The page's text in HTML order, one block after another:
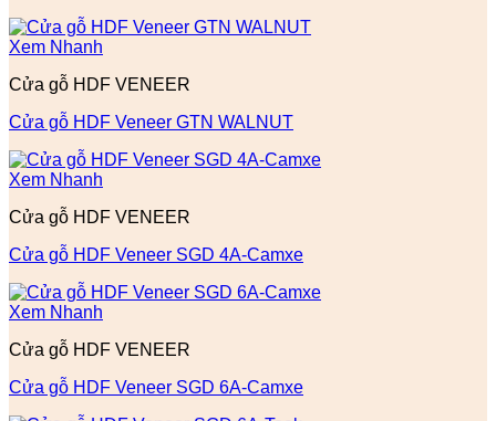
Xem Nhanh
Cửa gỗ HDF VENEER
Cửa gỗ HDF Veneer GTN WALNUT
Xem Nhanh
Cửa gỗ HDF VENEER
Cửa gỗ HDF Veneer SGD 4A-Camxe
Xem Nhanh
Cửa gỗ HDF VENEER
Cửa gỗ HDF Veneer SGD 6A-Camxe